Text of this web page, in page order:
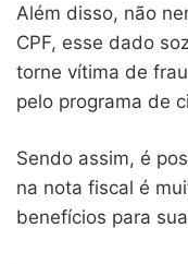
Além disso, não
CPF, esse dado
torne vítima de
pelo programa de
Sendo assim, é
na nota fiscal é
benefícios para